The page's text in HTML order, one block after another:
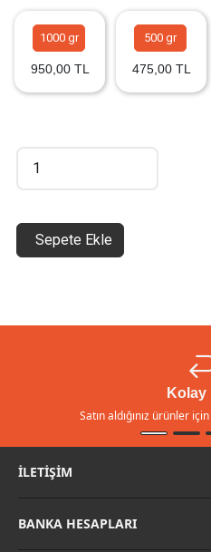
Sepete Ekle
1000 gr
950,00 TL
500 gr
475,00 TL
Kolay
Satın aldığınız ürünler
İLETIŞIM
BANKA HESAPLARI